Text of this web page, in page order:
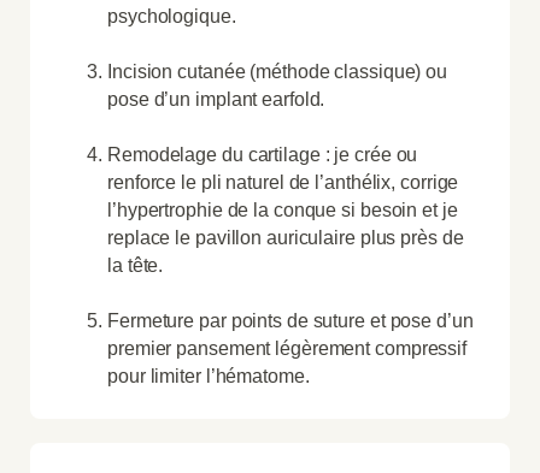
psychologique.
Incision cutanée (méthode classique) ou
pose d’un implant earfold.
Remodelage du cartilage : je crée ou
renforce le pli naturel de l’anthélix, corrige
l’hypertrophie de la conque si besoin et je
replace le pavillon auriculaire plus près de
la tête.
Fermeture par points de suture et pose d’un
premier pansement légèrement compressif
pour limiter l’hématome.